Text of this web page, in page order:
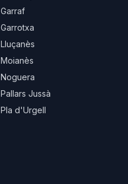
Garraf
Garrotxa
Lluçanès
Moianès
Noguera
Pallars Jussà
Pla d'Urgell